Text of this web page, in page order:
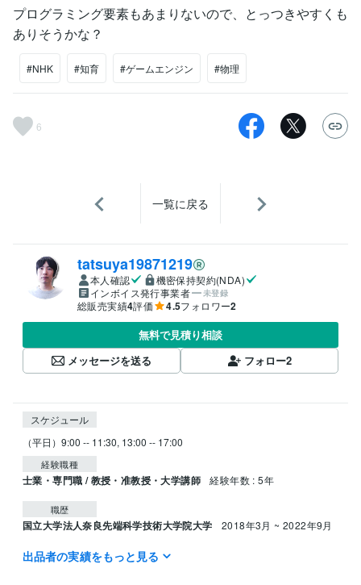
プログラミング要素もあまりないので、とっつきやすくも
ありそうかな？
#NHK #知育 #ゲームエンジン #物理
6
一覧に戻る
tatsuya19871219
本人確認
機密保持契約(NDA)
インボイス発行事業者
未登録
総販売実績4評価 4.5フォロワー2
無料で見積り相談
メッセージを送る
フォロー2
スケジュール
（平日）9:00 -- 11:30, 13:00 -- 17:00
経験職種
士業・専門職 / 教授・准教授・大学講師 経験年数 : 5年
職歴
国立大学法人奈良先端科学技術大学院大学 2018年3月 ~ 2022年9月
プログラミング言語・フレームワーク
出品者の実績をもっと見る